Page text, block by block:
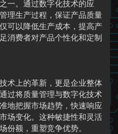
一。通过数字化技术的应
理生产过程，保证产品质量
可以降低生产成本，提高产
消费者对产品个性化和定制
术上的革新，更是企业整体
过将质量管理与数字化技术
地把握市场趋势，快速响应
场变化。这种敏捷性和灵活
份额，重塑竞争优势。